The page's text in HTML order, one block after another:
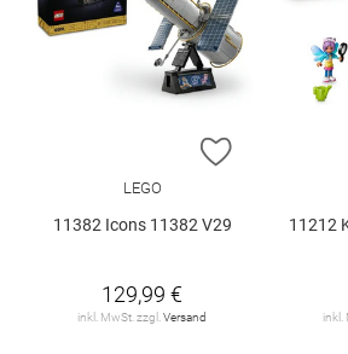
ZUR
LEGO
11382 Icons 11382 V29
129,99 €
inkl. MwSt. zzgl. Versand
11212
inkl.